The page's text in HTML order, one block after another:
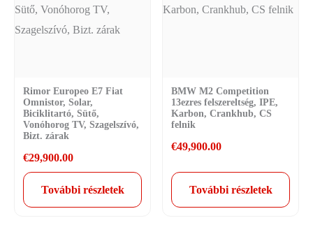
Rimor Europeo E7 Fiat
Omnistor, Solar,
Biciklitartó, Sütő,
Vonóhorog TV, Szagelszívó,
Bizt. zárak
€29,900.00
További részletek
BMW M2 Competition
13ezres felszereltség, IPE,
Karbon, Crankhub, CS
felnik
€49,900.00
További részletek